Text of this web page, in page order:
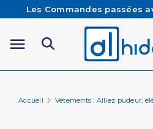
Les Commandes passées
sont préparées et
Besoin d'aide ?
Livraison offerte à
Accueil Vêtements : Alliez pudeur,